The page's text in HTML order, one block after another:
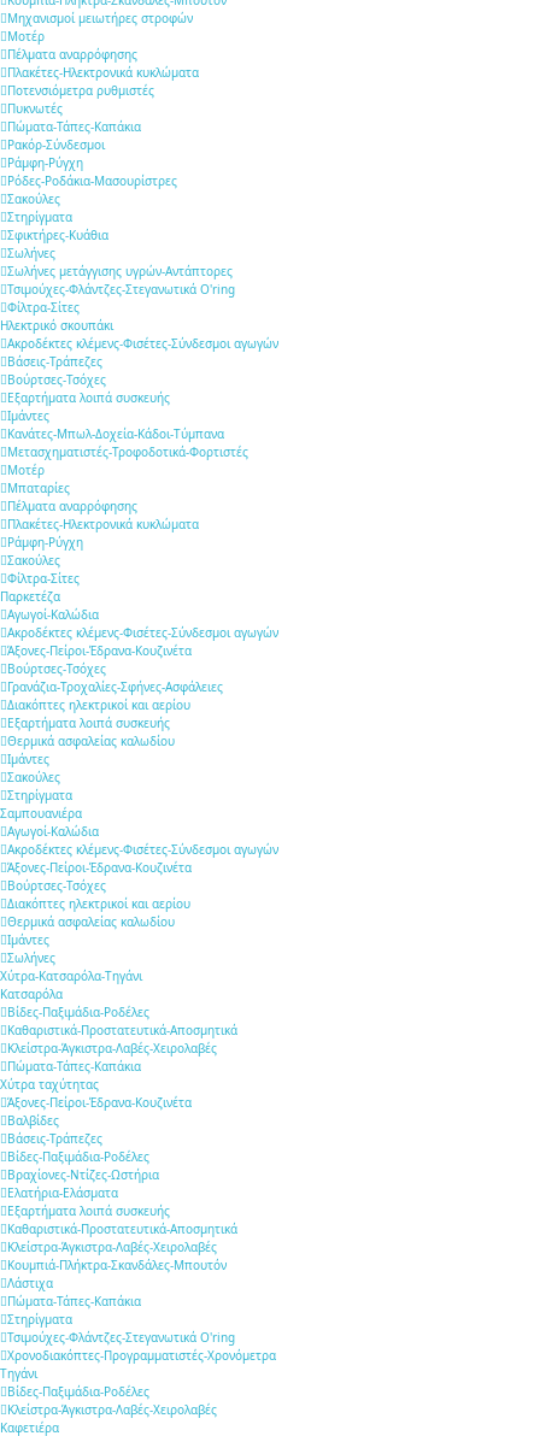
Μηχανισμοί μειωτήρες στροφών
Μοτέρ
Πέλματα αναρρόφησης
Πλακέτες-Ηλεκτρονικά κυκλώματα
Ποτενσιόμετρα ρυθμιστές
Πυκνωτές
Πώματα-Τάπες-Καπάκια
Ρακόρ-Σύνδεσμοι
Ράμφη-Ρύγχη
Ρόδες-Ροδάκια-Μασουρίστρες
Σακούλες
Στηρίγματα
Σφικτήρες-Κυάθια
Σωλήνες
Σωλήνες μετάγγισης υγρών-Αντάπτορες
Τσιμούχες-Φλάντζες-Στεγανωτικά O'ring
Φίλτρα-Σίτες
Ηλεκτρικό σκουπάκι
Ακροδέκτες κλέμενς-Φισέτες-Σύνδεσμοι αγωγών
Βάσεις-Τράπεζες
Βούρτσες-Τσόχες
Εξαρτήματα λοιπά συσκευής
Ιμάντες
Κανάτες-Μπωλ-Δοχεία-Κάδοι-Τύμπανα
Μετασχηματιστές-Τροφοδοτικά-Φορτιστές
Μοτέρ
Μπαταρίες
Πέλματα αναρρόφησης
Πλακέτες-Ηλεκτρονικά κυκλώματα
Ράμφη-Ρύγχη
Σακούλες
Φίλτρα-Σίτες
Παρκετέζα
Αγωγοί-Καλώδια
Ακροδέκτες κλέμενς-Φισέτες-Σύνδεσμοι αγωγών
Άξονες-Πείροι-Έδρανα-Κουζινέτα
Βούρτσες-Τσόχες
Γρανάζια-Τροχαλίες-Σφήνες-Ασφάλειες
Διακόπτες ηλεκτρικοί και αερίου
Εξαρτήματα λοιπά συσκευής
Θερμικά ασφαλείας καλωδίου
Ιμάντες
Σακούλες
Στηρίγματα
Σαμπουανιέρα
Αγωγοί-Καλώδια
Ακροδέκτες κλέμενς-Φισέτες-Σύνδεσμοι αγωγών
Άξονες-Πείροι-Έδρανα-Κουζινέτα
Βούρτσες-Τσόχες
Διακόπτες ηλεκτρικοί και αερίου
Θερμικά ασφαλείας καλωδίου
Ιμάντες
Σωλήνες
Χύτρα-Κατσαρόλα-Τηγάνι
Κατσαρόλα
Βίδες-Παξιμάδια-Ροδέλες
Καθαριστικά-Προστατευτικά-Αποσμητικά
Κλείστρα-Άγκιστρα-Λαβές-Χειρολαβές
Πώματα-Τάπες-Καπάκια
Χύτρα ταχύτητας
Άξονες-Πείροι-Έδρανα-Κουζινέτα
Βαλβίδες
Βάσεις-Τράπεζες
Βίδες-Παξιμάδια-Ροδέλες
Βραχίονες-Ντίζες-Ωστήρια
Ελατήρια-Ελάσματα
Εξαρτήματα λοιπά συσκευής
Καθαριστικά-Προστατευτικά-Αποσμητικά
Κλείστρα-Άγκιστρα-Λαβές-Χειρολαβές
Κουμπιά-Πλήκτρα-Σκανδάλες-Μπουτόν
Λάστιχα
Πώματα-Τάπες-Καπάκια
Στηρίγματα
Τσιμούχες-Φλάντζες-Στεγανωτικά O'ring
Χρονοδιακόπτες-Προγραμματιστές-Χρονόμετρα
Τηγάνι
Βίδες-Παξιμάδια-Ροδέλες
Κλείστρα-Άγκιστρα-Λαβές-Χειρολαβές
Καφετιέρα